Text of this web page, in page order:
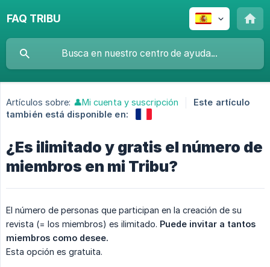
FAQ TRIBU
Artículos sobre: 👤Mi cuenta y suscripción
Este artículo
también está disponible en:
¿Es ilimitado y gratis el número de
miembros en mi Tribu?
El número de personas que participan en la creación de su
revista (= los miembros) es ilimitado. Puede invitar a tantos
miembros como desee.
Esta opción es gratuita.